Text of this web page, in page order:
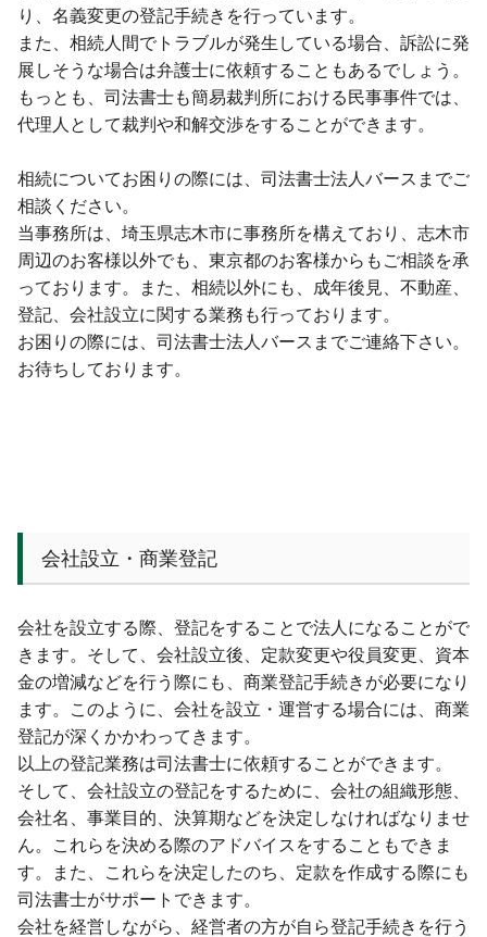
り、名義変更の登記手続きを行っています。
また、相続人間でトラブルが発生している場合、訴訟に発
展しそうな場合は弁護士に依頼することもあるでしょう。
もっとも、司法書士も簡易裁判所における民事事件では、
代理人として裁判や和解交渉をすることができます。
相続についてお困りの際には、司法書士法人バースまでご
相談ください。
当事務所は、埼玉県志木市に事務所を構えており、志木市
周辺のお客様以外でも、東京都のお客様からもご相談を承
っております。また、相続以外にも、成年後見、不動産、
登記、会社設立に関する業務も行っております。
お困りの際には、司法書士法人バースまでご連絡下さい。
お待ちしております。
会社設立・商業登記
会社を設立する際、登記をすることで法人になることがで
きます。そして、会社設立後、定款変更や役員変更、資本
金の増減などを行う際にも、商業登記手続きが必要になり
ます。このように、会社を設立・運営する場合には、商業
登記が深くかかわってきます。
以上の登記業務は司法書士に依頼することができます。
そして、会社設立の登記をするために、会社の組織形態、
会社名、事業目的、決算期などを決定しなければなりませ
ん。これらを決める際のアドバイスをすることもできま
す。また、これらを決定したのち、定款を作成する際にも
司法書士がサポートできます。
会社を経営しながら、経営者の方が自ら登記手続きを行う